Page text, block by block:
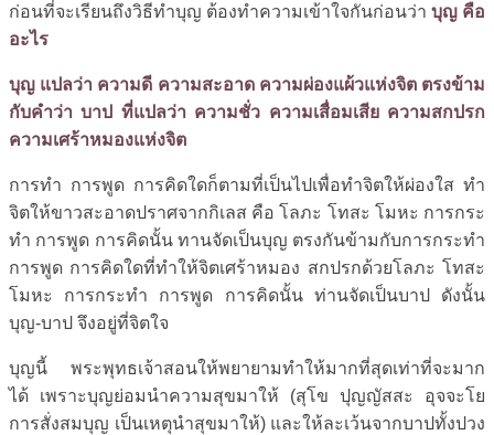
ก่อนที่จะเรียนถึงวิธีทำบุญ ต้องทำความเข้าใจกันก่อนว่า บุญ คือ
อะไร
บุญ แปลว่า ความดี ความสะอาด ความผ่องแผ้วแห่งจิต ตรงข้าม
กับคำว่า บาป ที่แปลว่า ความชั่ว ความเสื่อมเสีย ความสกปรก
ความเศร้าหมองแห่งจิต
การทำ การพูด การคิดใดก็ตามที่เป็นไปเพื่อทำจิตให้ผ่องใส ทำ
จิตให้ขาวสะอาดปราศจากกิเลส คือ โลภะ โทสะ โมหะ การกระ
ทำ การพูด การคิดนั้น ทานจัดเป็นบุญ ตรงกันข้ามกับการกระทำ
การพูด การคิดใดที่ทำให้จิตเศร้าหมอง สกปรกด้วยโลภะ โทสะ
โมหะ การกระทำ การพูด การคิดนั้น ท่านจัดเป็นบาป ดังนั้น
บุญ-บาป จึงอยู่ที่จิตใจ
บุญนี้ พระพุทธเจ้าสอนให้พยายามทำให้มากที่สุดเท่าที่จะมาก
ได้ เพราะบุญย่อมนำความสุขมาให้ (สุโข ปุญญัสสะ อุจจะโย
การสั่งสมบุญ เป็นเหตุนำสุขมาให้) และให้ละเว้นจากบาปทั้งปวง